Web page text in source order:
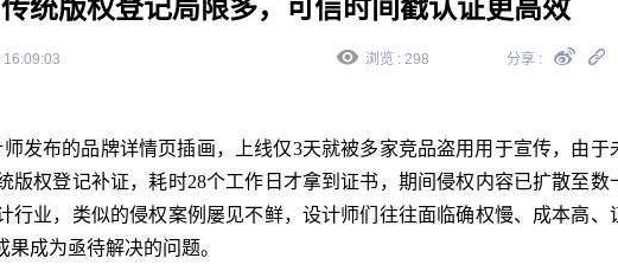
统版权登记局限多，可信时间戳认证更高效
浏览 : 298 分享 :
发布的品牌详情页插画，上线仅3天就被多家竞品盗用用于宣传，由于
版权登记补证，耗时28个工作日才拿到证书，期间侵权内容已扩散至数
行业，类似的侵权案例屡见不鲜，设计师们往往面临确权慢、成本高、
成为亟待解决的问题。